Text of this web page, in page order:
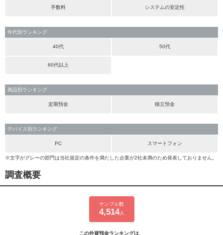
手数料 システムの安定性
年代別ランキング
40代 50代
60代以上
商品別ランキング
定期預金 積立預金
デバイス別ランキング
PC スマートフォン
※文字がグレーの部門は当社規定の条件を満たした企業が2社未満のため発表しておりません。
調査概要
サンプル数
4,514人
この外貨預金ランキングは、